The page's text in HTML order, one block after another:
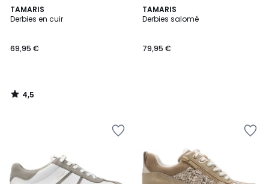
TAMARIS
Derbies en cuir
69,95 €
4,5
/ 5
4,5
/
TAMARIS
Derbies salomé
79,95 €